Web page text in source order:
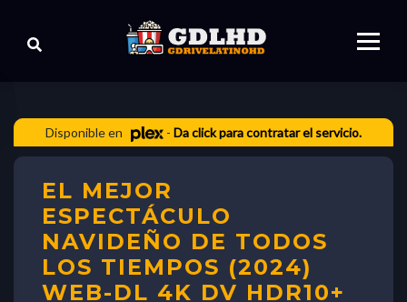
Disponible en -Da click para contratar el servicio.
EL MEJOR
ESPECTÁCULO
NAVIDEÑO DE TODOS
LOS TIEMPOS (2024)
WEB-DL 4K DV HDR10+